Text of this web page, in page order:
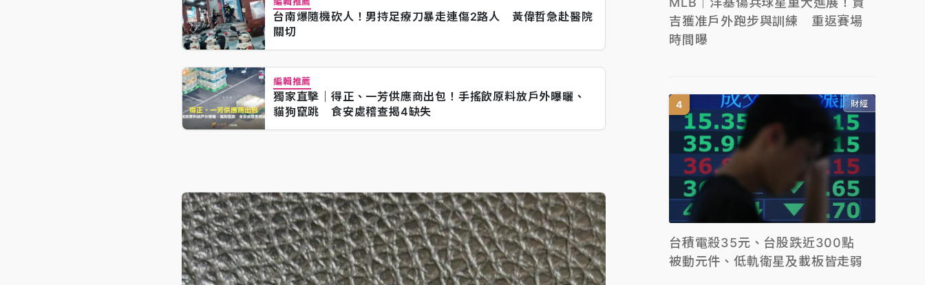
台南爆隨機砍人！男持足療刀暴走連傷2路人 黃偉哲急赴醫院
關切
編輯推薦
獨家直擊｜得正、一芳供應商出包！手搖飲原料放戶外曝曬、
貓狗竄跳 食安處稽查揭4缺失
吉獲准戶外跑步與訓練 重返賽場
時間曝
財經
台積電殺35元、台股跌近300點
被動元件、低軌衛星及載板皆走弱